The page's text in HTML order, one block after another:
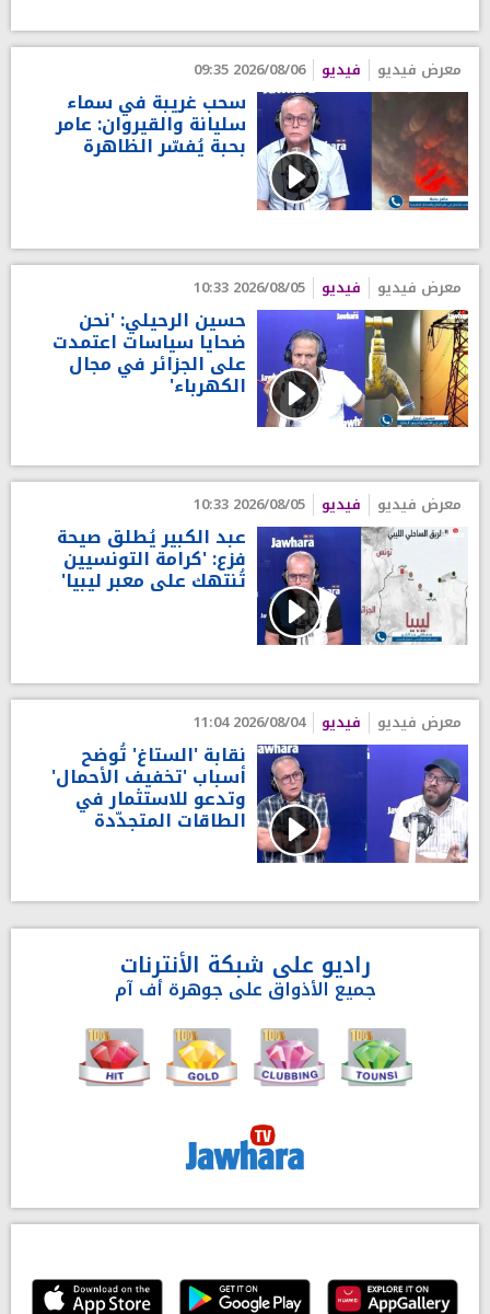
معرض فيديو فيديو 2026/08/06 09:35
سحب غريبة في سماء
سليانة والقيروان: عامر
بحبة يُفسّر الظاهرة
معرض فيديو فيديو 2026/08/05 10:33
حسين الرحيلي: 'نحن
ضحايا سياسات اعتمدت
على الجزائر في مجال
الكهرباء'
معرض فيديو فيديو 2026/08/05 10:33
عبد الكبير يُطلق صيحة
فزع: 'كرامة التونسيين
تُنتهك على معبر ليبيا'
معرض فيديو فيديو 2026/08/04 11:04
نقابة 'الستاغ' تُوضح
أسباب 'تخفيف الأحمال'
وتدعو للاستثمار في
الطاقات المتجدّدة
راديو على شبكة الأنترنات
جميع الأذواق على جوهرة أف آم